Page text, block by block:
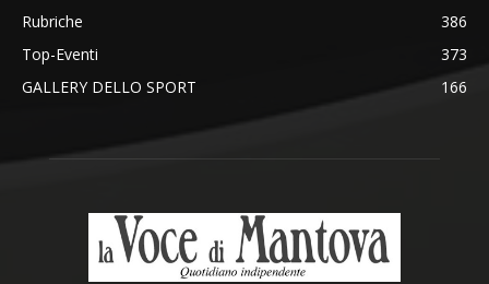
Rubriche
386
Top-Eventi
373
GALLERY DELLO SPORT
166